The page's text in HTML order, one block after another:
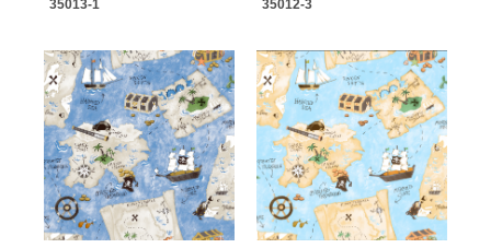
35013-1 35012-3